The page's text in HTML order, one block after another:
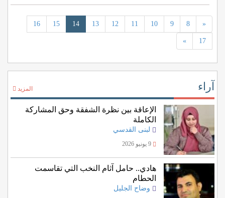
«
8
9
10
11
12
13
14
15
16
17
»
آراء المزيد
الإعاقة بين نظرة الشفقة وحق المشاركة
الكاملة
لبنى القدسي
9 يونيو 2026
هادي.. حامل آثام النخب التي تقاسمت
الحطام
وضاح الجليل